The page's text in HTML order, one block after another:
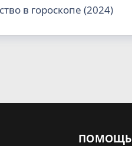
в гороскопе (2024)
ПОМОЩЬ